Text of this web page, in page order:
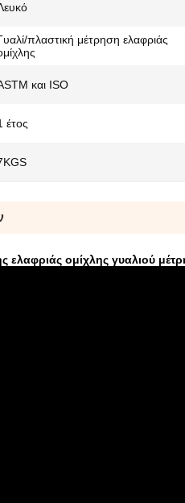
πλαστική μέτρηση ελαφριάς
και ISO
έτος
ελαφριάς ομίχλης γυαλιού